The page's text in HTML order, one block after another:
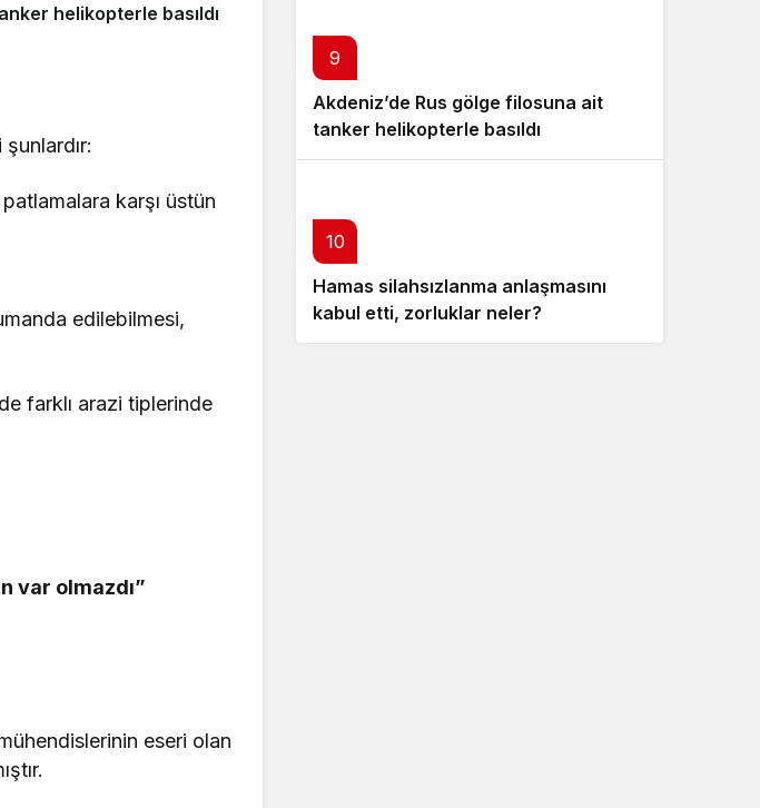
helikopterle basıldı
karşı üstün
edilebilmesi,
farklı arazi tiplerinde
var olmazdı”
eseri olan
9
Akdeniz’de Rus gölge filosuna ait
tanker helikopterle basıldı
10
Hamas silahsızlanma anlaşmasını
kabul etti, zorluklar neler?